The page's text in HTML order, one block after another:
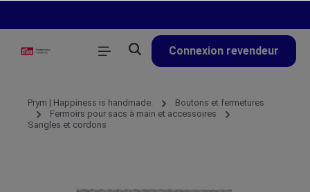
Connexion revendeur
Prym | Happiness is handmade.
Boutons et fermetures
Fermoirs pour sacs à main et accessoires
Sangles et cordons